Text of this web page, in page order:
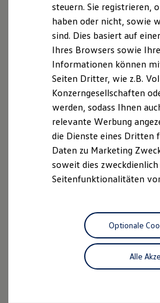
Fleet Interface Data
Multistop Pathfinder
Übersicht Software
Digitales Bordbuch
Fahrerassistenz-
Kontrollleuchten
Kurzfahrprofile und
Batterieverordnung
XTL-Dieselkraftstoff
Ersatzteile und
Original Zubehör und
myVolkswagen
myVolkswagen Business
Elektrisch & Autonom
Unser Ansatz
Ladezeitensimulator
Ladelösungen für
Ladelösungen für
Wallbox und
Bidirektionales Laden
Neben dem Vertrieb und dem
Volkswagen, Audi, SEAT,
Nutzfahrzeuge und Dethleffs
Dienstleistungen rund um Ihr
Unfallinstandsetzung,
Lackiererei, Rädereinlagerung,
oder die klassische
ebenso zu unseren Angeboten
oder Mietwagen, von der Tages-
Langzeitmiete. An 10
wir ständig über 800 Neuwagen,
Jahreswagen und
Inzahlungnahme, Versicherung -
Sie alles aus einer Hand.
Das sind unsere
steuern. Sie registrieren,
haben oder nicht, sowie
sind. Dies basiert auf
Ihres Browsers sowie
Informationen können
Seiten Dritter, wie z.B.
Konzerngesellschaften
werden, sodass Ihnen
relevante Werbung
die Dienste eines Dritten
Daten zu Marketing
soweit dies
Seitenfunktionalitäten
Alle
Optionale